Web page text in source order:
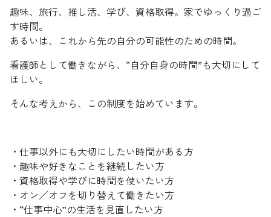
趣味、旅行、推し活、学び、資格取得。家でゆっくり過ご
す時間。
あるいは、これから先の自分の可能性のための時間。
看護師として働きながら、“自分自身の時間”も大切にして
ほしい。
そんな考えから、この制度を始めています。
・仕事以外にも大切にしたい時間がある方
・趣味や好きなことを継続したい方
・資格取得や学びに時間を使いたい方
・オン／オフを切り替えて働きたい方
・“仕事中心”の生活を見直したい方